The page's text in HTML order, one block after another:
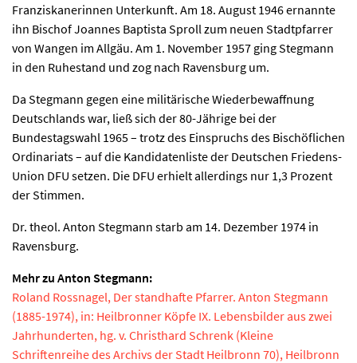
Franziskanerinnen Unterkunft. Am 18. August 1946 ernannte
ihn Bischof Joannes Baptista Sproll zum neuen Stadtpfarrer
von Wangen im Allgäu. Am 1. November 1957 ging Stegmann
in den Ruhestand und zog nach Ravensburg um.
Da Stegmann gegen eine militärische Wiederbewaffnung
Deutschlands war, ließ sich der 80-Jährige bei der
Bundestagswahl 1965 – trotz des Einspruchs des Bischöflichen
Ordinariats – auf die Kandidatenliste der Deutschen Friedens-
Union DFU setzen. Die DFU erhielt allerdings nur 1,3 Prozent
der Stimmen.
Dr. theol. Anton Stegmann starb am 14. Dezember 1974 in
Ravensburg.
Mehr zu Anton Stegmann:
Roland Rossnagel, Der standhafte Pfarrer. Anton Stegmann
(1885-1974), in: Heilbronner Köpfe IX. Lebensbilder aus zwei
Jahrhunderten, hg. v. Christhard Schrenk (Kleine
Schriftenreihe des Archivs der Stadt Heilbronn 70), Heilbronn